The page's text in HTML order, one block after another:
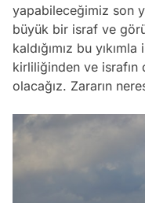
yapabileceğimiz son
büyük bir israf ve
kaldığımız bu
kirliliğinden ve israfın
olacağız. Zararın